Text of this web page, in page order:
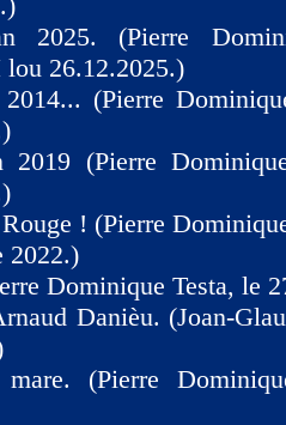
2025. (Pierre
26.12.2025.)
(Pierre
2019 (Pierre
! (Pierre
2022.)
Dominique Testa, le
Danièu. (Joan-
mare. (Pierre